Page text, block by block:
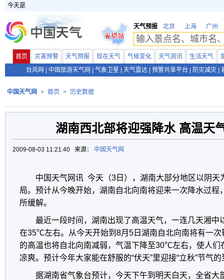
今天是
天气预报 北京 上海 广州
首页 灾害预警 天气预报 现在天气 气候变化 天气资讯 生活天气
台风网
中国旅游天气网 气象卫星 天气雷达 预警共享平台 防灾减灾
中国天气网 > 首页 > 历史数据
湖南西北部将迎强降水 高温天
2009-08-03 11:21:40 来源： 中国天气网
中国天气网讯 今天（3日），湖南大部分地区以阴天
局。预计从今晚开始，湖南自北向南将迎来一次降水过程
所缓解。
最近一段时间，湖南出现了高温天气，一连几天湘中
在35℃左右。从今天开始到8月5日湖南自北向南将有一次
的高温也将自北向南减弱，气温下降至30℃左右，使人们
凉爽。预计今年大家能在舒服的“伏天”里迎接“立秋”节气
据湖南省气象台预计，今天下午到明天白天，全省大